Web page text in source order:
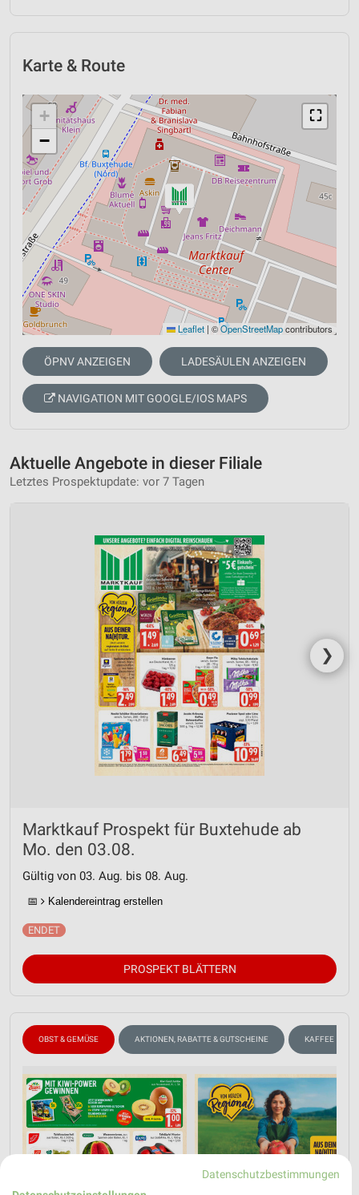
Karte & Route
⛶
+
−
Leaflet | ©OpenStreetMapcontributors
ÖPNV ANZEIGEN LADESÄULEN ANZEIGEN
NAVIGATION MIT GOOGLE/IOS MAPS
Aktuelle Angebote in dieser Filiale
Letztes Prospektupdate: vor 7 Tagen
❯
Marktkauf Prospekt für Buxtehude ab
Mo. den 03.08.
Gültig von 03. Aug. bis 08. Aug.
📅 Kalendereintrag erstellen
PROSPEKT BLÄTTERN
OBST & GEMÜSE AKTIONEN, RABATTE & GUTSCHEINE KAFFEE
Datenschutzbestimmungen